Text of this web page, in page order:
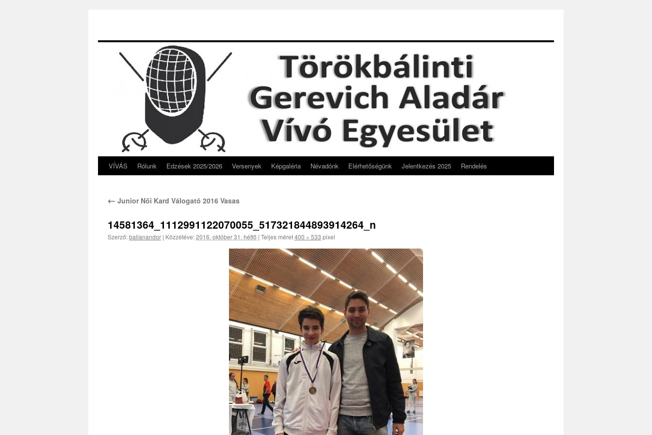
Kilépés
tartalomba
VÍVÁS Rólunk Edzések 2025/2026 Versenyek Képgaléria Névadónk Elérhetőségünk Jelentkezés 2025 Rendelés
← Junior Női Kard Válogató 2016 Vasas
14581364_1112991122070055_517321844893914264_n
Szerző:ballanandor | Közzétéve:2016. október 31. hétfő | Teljes méret400 × 533 pixel